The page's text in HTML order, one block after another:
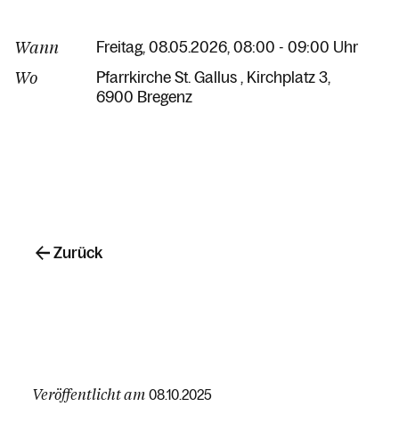
Wann Freitag, 08.05.2026, 08:00 - 09:00 Uhr
Wo Pfarrkirche St. Gallus
Kirchplatz 3
6900 Bregenz
Veröffentlicht am 08.10.2025
Zurück